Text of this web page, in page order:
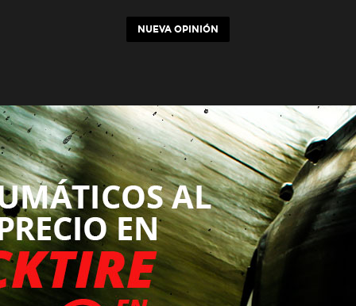
NUEVA OPINIÓN